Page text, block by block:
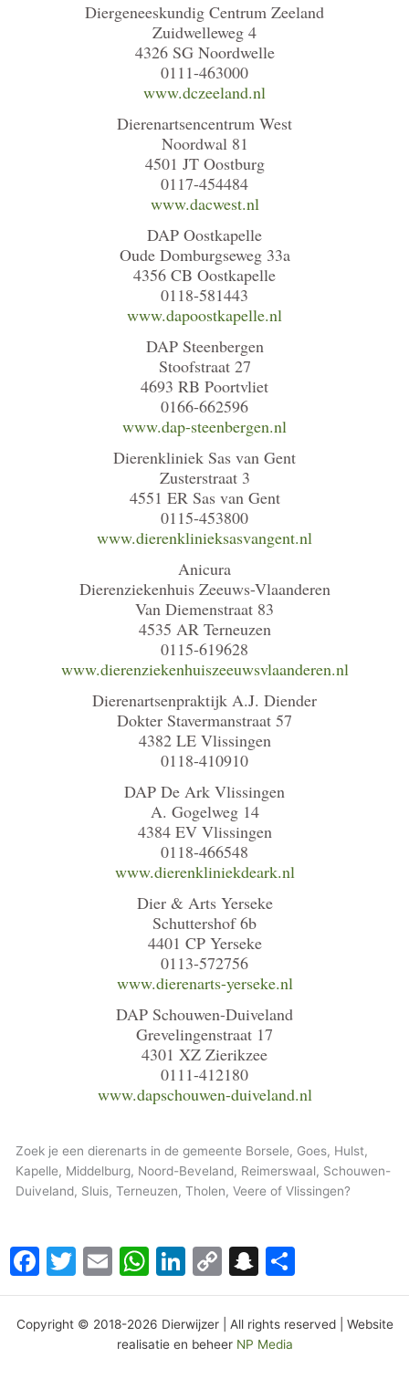
Diergeneeskundig Centrum Zeeland
Zuidwelleweg 4
4326 SG Noordwelle
0111-463000
www.dczeeland.nl
Dierenartsencentrum West
Noordwal 81
4501 JT Oostburg
0117-454484
www.dacwest.nl
DAP Oostkapelle
Oude Domburgseweg 33a
4356 CB Oostkapelle
0118-581443
www.dapoostkapelle.nl
DAP Steenbergen
Stoofstraat 27
4693 RB Poortvliet
0166-662596
www.dap-steenbergen.nl
Dierenkliniek Sas van Gent
Zusterstraat 3
4551 ER Sas van Gent
0115-453800
www.dierenklinieksasvangent.nl
Anicura
Dierenziekenhuis Zeeuws-Vlaanderen
Van Diemenstraat 83
4535 AR Terneuzen
0115-619628
www.dierenziekenhuiszeeuwsvlaanderen.nl
Dierenartsenpraktijk A.J. Diender
Dokter Stavermanstraat 57
4382 LE Vlissingen
0118-410910
DAP De Ark Vlissingen
A. Gogelweg 14
4384 EV Vlissingen
0118-466548
www.dierenkliniekdeark.nl
Dier & Arts Yerseke
Schuttershof 6b
4401 CP Yerseke
0113-572756
www.dierenarts-yerseke.nl
DAP Schouwen-Duiveland
Grevelingenstraat 17
4301 XZ Zierikzee
0111-412180
www.dapschouwen-duiveland.nl
Zoek je een dierenarts in de gemeente Borsele, Goes, Hulst,
Kapelle, Middelburg, Noord-Beveland, Reimerswaal, Schouwen-
Duiveland, Sluis, Terneuzen, Tholen, Veere of Vlissingen?
Facebook
Twitter
EmailWhatsApp
LinkedIn
Copy
Link
Snapchat
Copyright © 2018-2026 Dierwijzer | All rights reserved | Website
realisatie en beheer NP Media